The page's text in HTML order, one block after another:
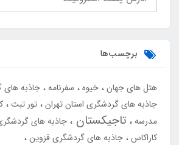
برچسب‌ها
هتل های جهان خیوه سفرنامه جاذبه های
جاذبه های گردشگری استان تهران تور تبت
مدرسه
تاجیکستان
جاذبه های
کاراکاس جاذبه های گردشگری قزوین